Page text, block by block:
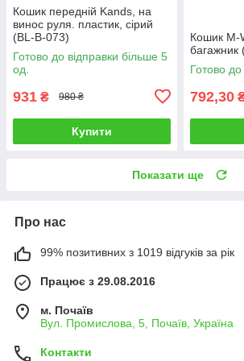
Кошик передній Kands, на
винос руля. пластик, сірий
(BL-B-073)
Готово до відправки більше 5
од.
931 ₴ 980 ₴
Купити
Кошик M-
багажник
Готово до
792,30
Показати ще
Про нас
99% позитивних з 1019 відгуків за рік
Працює з 29.08.2016
м. Почаїв
Вул. Промислова, 5, Почаїв, Україна
Контакти